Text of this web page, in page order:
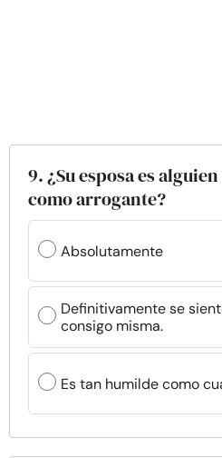
9. ¿Su esposa es
como arrogante?
Absolutamente
Definitivamente se
consigo misma.
Es tan humilde como